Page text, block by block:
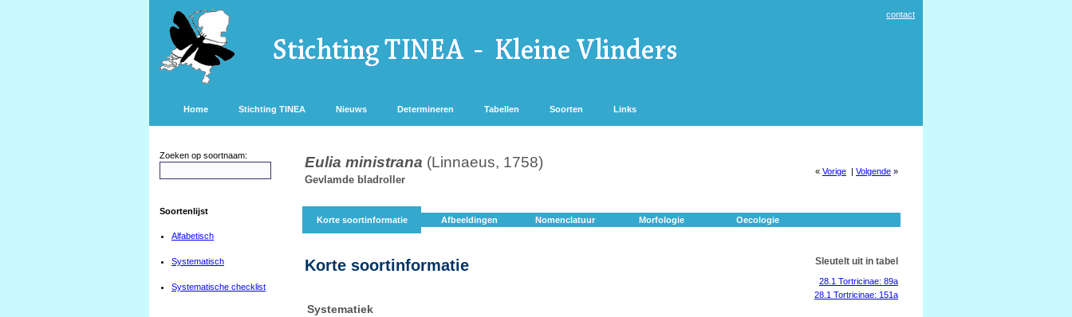
contact
Home Stichting TINEA Nieuws Determineren Tabellen Soorten Links
Zoeken op soortnaam:
Soortenlijst
Alfabetisch
Systematisch
Systematische checklist
Eulia ministrana (Linnaeus, 1758)
Gevlamde bladroller
« Vorige | Volgende »
Korte soortinformatie Afbeeldingen Nomenclatuur Morfologie Oecologie
Korte soortinformatie
Systematiek
Sleutelt uit in tabel
28.1 Tortricinae: 89a
28.1 Tortricinae: 151a